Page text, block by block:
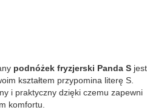
podnóżek fryzjerski Panda S jest
kształtem przypomina literę S.
i praktyczny dzięki czemu zapewni
komfortu.